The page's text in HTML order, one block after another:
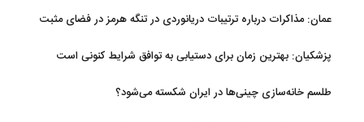
عمان: مذاکرات درباره ترتیبات دریانوردی در تنگه هرمز در فضای مثبت
پزشکیان‌: بهترین زمان برای دستیابی به توافق شرایط کنونی است
طلسم خانه‌سازی چینی‌ها در ایران شکسته می‌شود؟